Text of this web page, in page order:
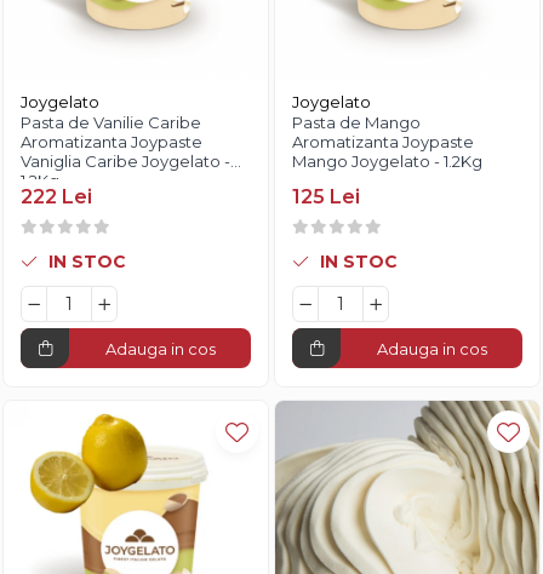
Joygelato
Pasta de Vanilie Caribe
Aromatizanta Joypaste
Vaniglia Caribe Joygelato -
1.2Kg
222 Lei
IN STOC
Adauga in cos
Joygelato
Pasta de Mango
Aromatizanta Joypaste
Mango Joygelato - 1.2Kg
125 Lei
IN STOC
Adauga in cos